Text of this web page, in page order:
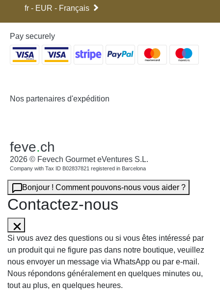
fr - EUR - Français
Pay securely
Nos partenaires d'expédition
feve.ch
2026 © Fevech Gourmet eVentures S.L.
Company with Tax ID B02837821 registered in Barcelona
Bonjour ! Comment pouvons-nous vous aider ?
Contactez-nous
Si vous avez des questions ou si vous êtes intéressé par
un produit qui ne figure pas dans notre boutique, veuillez
nous envoyer un message via WhatsApp ou par e-mail.
Nous répondons généralement en quelques minutes ou,
tout au plus, en quelques heures.